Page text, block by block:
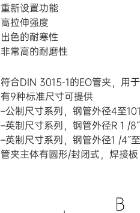
重新设置功能
高拉伸强度
出色的耐寒性
非常高的耐磨性
符合DIN 3015-1的EO管夹，用
有9种标准尺寸可提供
–公制尺寸系列，钢管外径4至
–英制尺寸系列，钢管外径R 1 /
–英制尺寸系列，钢管外径1 /4˝
管夹主体有圆形/封闭式，焊接